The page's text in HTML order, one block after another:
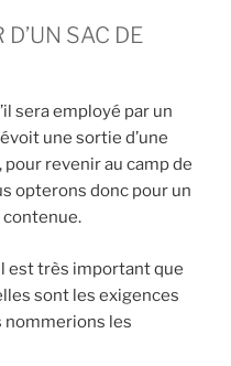
D’UN SAC DE
sera employé par un
une sortie d’une
revenir au camp de
opterons donc pour un
est très important que
sont les exigences
nommerions les